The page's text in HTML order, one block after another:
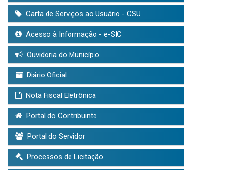
Carta de Serviços ao Usuário - CSU
Acesso à Informação - e-SIC
Ouvidoria do Município
Diário Oficial
Nota Fiscal Eletrônica
Portal do Contribuinte
Portal do Servidor
Processos de Licitação